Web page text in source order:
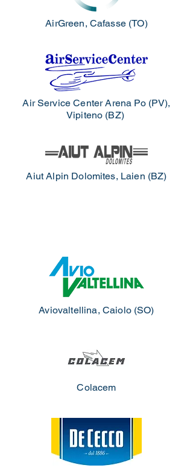
AirGreen, Cafasse (TO)
Air Service Center Arena Po (PV),
Vipiteno (BZ)
Aiut Alpin Dolomites, Laien (BZ)
Aviovaltellina, Caiolo (SO)
Colacem